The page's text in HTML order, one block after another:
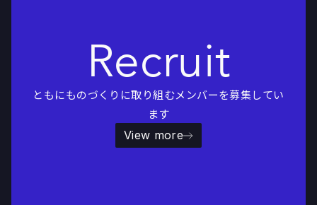
Recruit
ともにものづくりに取り組むメンバーを募集してい
ます
View more